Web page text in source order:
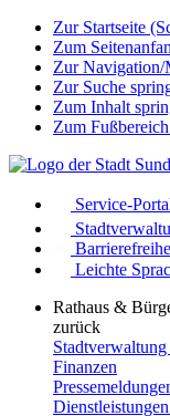
Zur Startseite
Zum
Zur Navigation/
Zur Suche
Zum Inhalt
Zum
Service-
Leichte
Rathaus &
zurück
Finanzen